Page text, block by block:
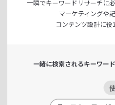
一瞬でキーワードリサーチに
マーケティングや
コンテンツ設計に役
一緒に検索されるキーワー